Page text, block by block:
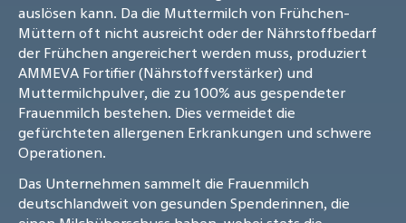
auslösen kann. Da die Muttermilch von Frühchen-
Müttern oft nicht ausreicht oder der Nährstoffbedarf
der Frühchen angereichert werden muss, produziert
AMMEVA Fortifier (Nährstoffverstärker) und
Muttermilchpulver, die zu 100% aus gespendeter
Frauenmilch bestehen. Dies vermeidet die
gefürchteten allergenen Erkrankungen und schwere
Operationen.
Das Unternehmen sammelt die Frauenmilch
deutschlandweit von gesunden Spenderinnen, die